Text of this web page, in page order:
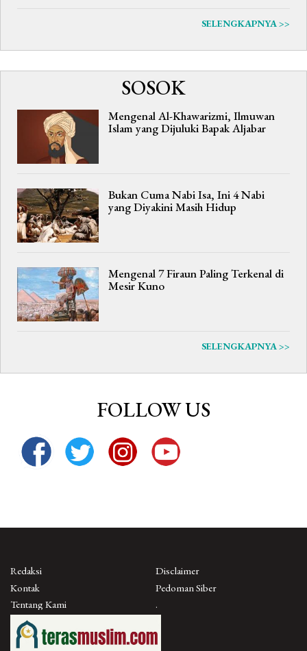
SELENGKAPNYA >>
SOSOK
Mengenal Al-Khawarizmi, Ilmuwan
Islam yang Dijuluki Bapak Aljabar
Bukan Cuma Nabi Isa, Ini 4 Nabi
yang Diyakini Masih Hidup
Mengenal 7 Firaun Paling Terkenal di
Mesir Kuno
SELENGKAPNYA >>
FOLLOW US
Redaksi
Kontak
Tentang Kami
Disclaimer
Pedoman Siber
.